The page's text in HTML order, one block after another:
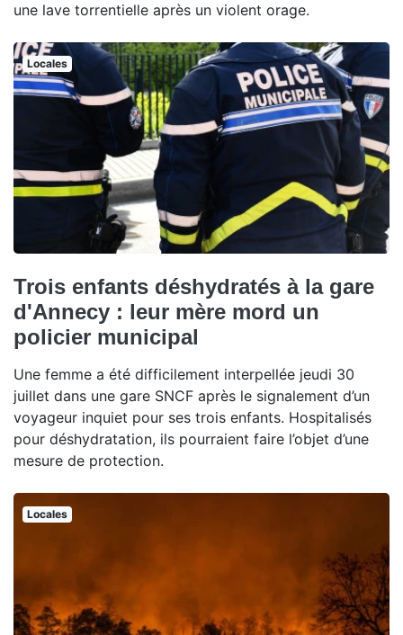
une lave torrentielle après un violent orage.
Locales
Trois enfants déshydratés à la gare
d'Annecy : leur mère mord un
policier municipal
Une femme a été difficilement interpellée jeudi 30
juillet dans une gare SNCF après le signalement d’un
voyageur inquiet pour ses trois enfants. Hospitalisés
pour déshydratation, ils pourraient faire l’objet d’une
mesure de protection.
Locales